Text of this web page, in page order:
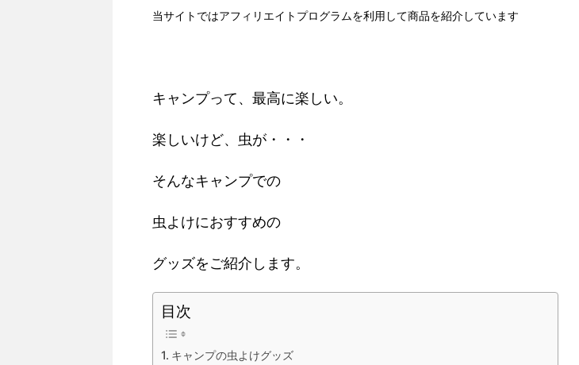
当サイトではアフィリエイトプログラムを利用して商品を紹介しています
キャンプって、最高に楽しい。
楽しいけど、虫が・・・
そんなキャンプでの
虫よけにおすすめの
グッズをご紹介します。
目次
キャンプの虫よけグッズ